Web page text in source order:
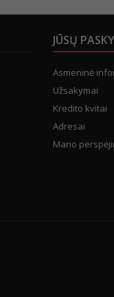
JŪSŲ
Asmeninė
Užsakymai
Kredito kvitai
Adresai
Mano